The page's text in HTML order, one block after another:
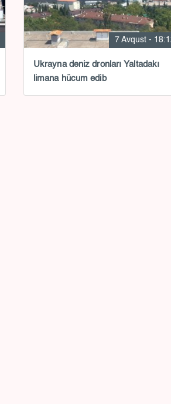
7 Avqust -
Ukrayna dəniz dronları Yaltadakı
limana hücum edib